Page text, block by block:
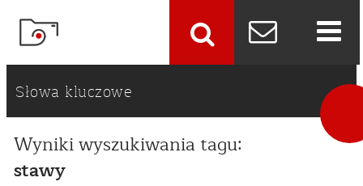
Słowa kluczowe
Wyniki wyszukiwania tagu:
stawy